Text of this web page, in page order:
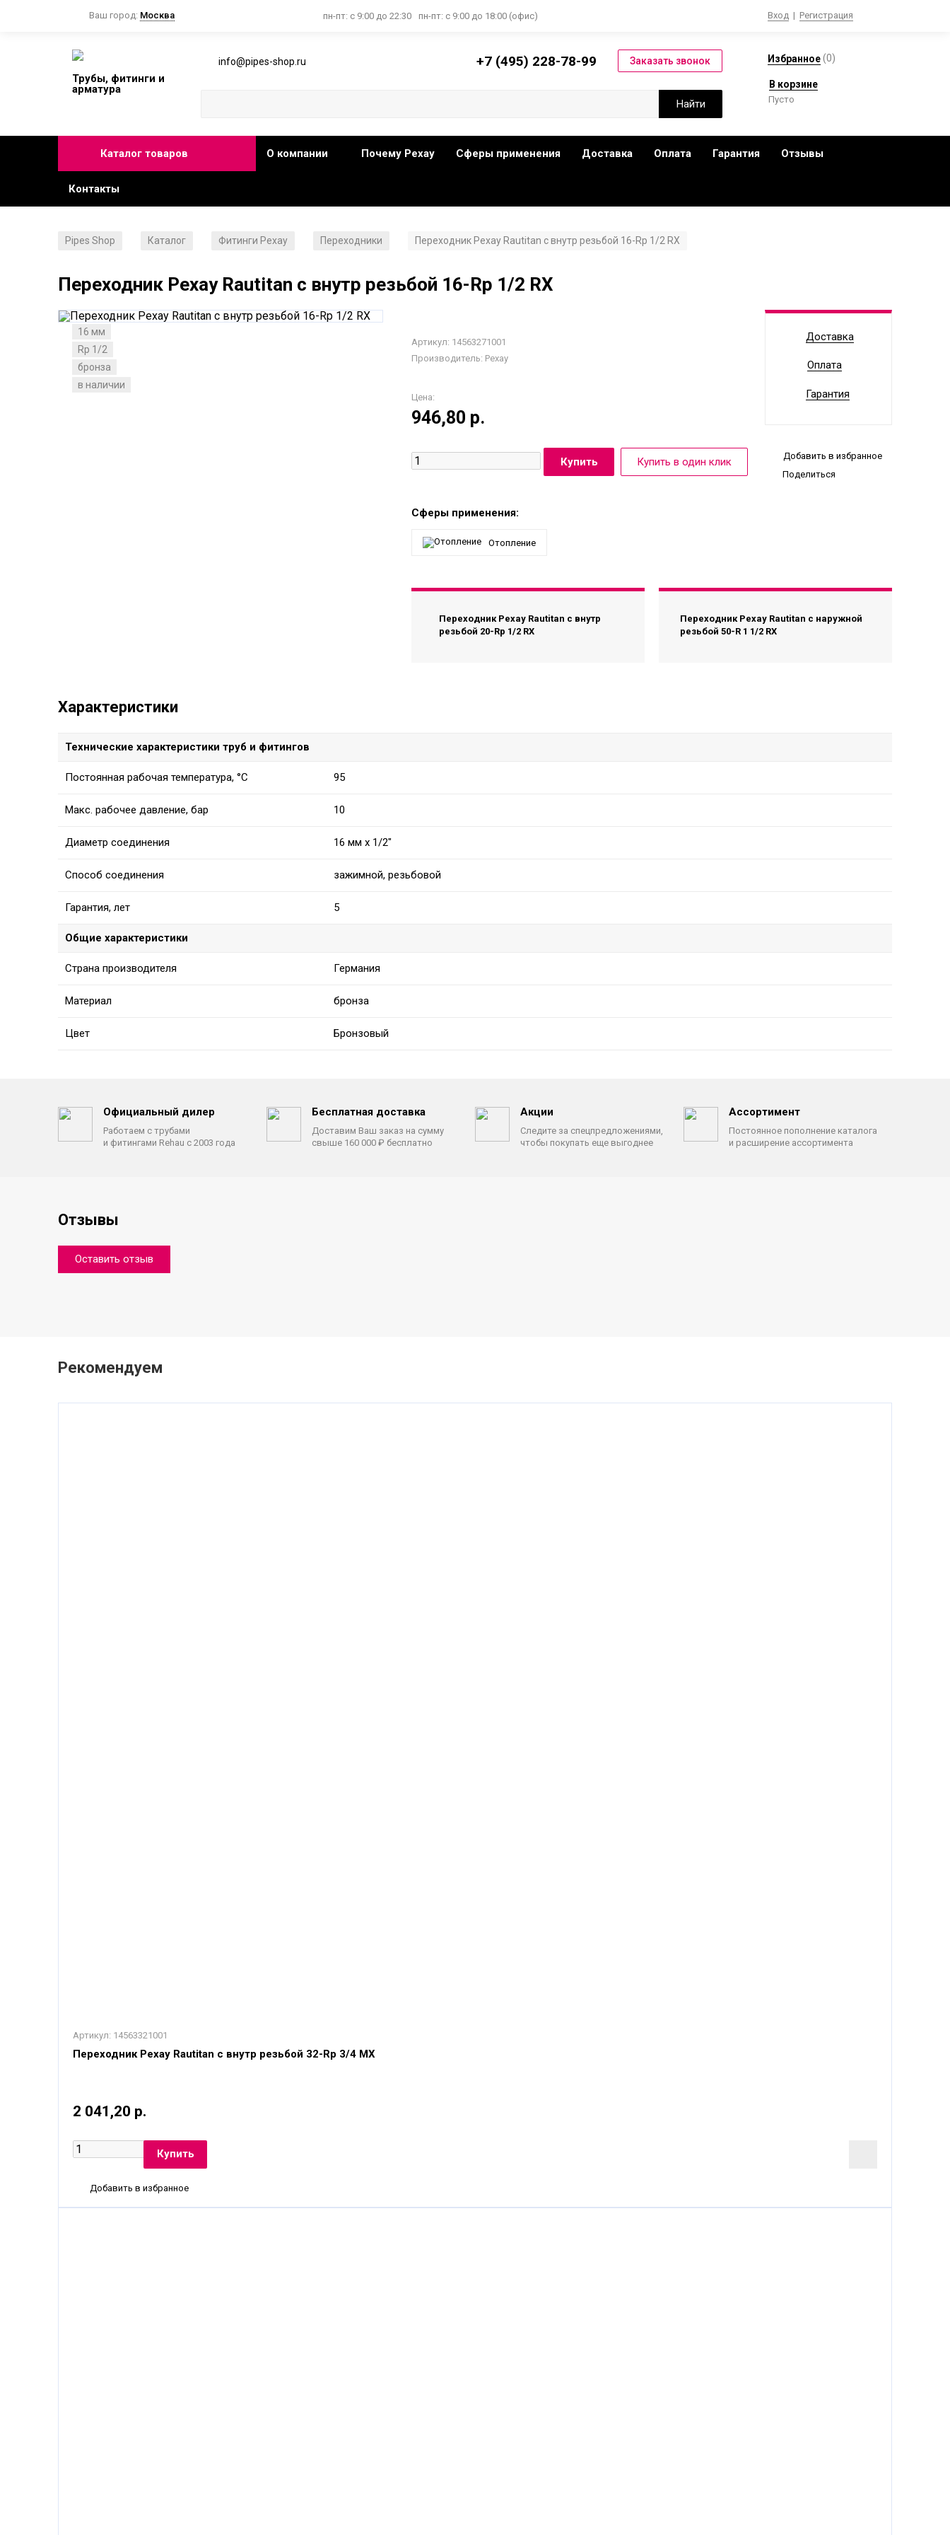
Ваш город: Москва пн-пт: с 9:00 до 22:30 пн-пт: с 9:00 до 18:00 (офис) Вход | Регистрация
Трубы, фитинги и
арматура
info@pipes-shop.ru +7 (495) 228-78-99 Избранное(0)
В корзине
Пусто
Каталог товаров О компании Почему Рехау Сферы применения Доставка Оплата Гарантия Отзывы
Контакты
Pipes Shop Каталог Фитинги Рехау Переходники Переходник Рехау Rautitan с внутр резьбой 16-Rp 1/2 RX
Переходник Рехау Rautitan с внутр резьбой 16-Rp 1/2 RX
16 мм
Rp 1/2
бронза
в наличии
Артикул: 14563271001
Производитель: Рехау
Цена:
946,80 р.
Доставка
Оплата
Гарантия
Добавить в избранное
Поделиться
Сферы применения:
Отопление
Переходник Рехау Rautitan с внутр
резьбой 20-Rp 1/2 RX
Переходник Рехау Rautitan с наружной
резьбой 50-R 1 1/2 RX
Характеристики
Технические характеристики труб и фитингов
Постоянная рабочая температура, °C 95
Макс. рабочее давление, бар 10
Диаметр соединения 16 мм x 1/2"
Способ соединения зажимной, резьбовой
Гарантия, лет 5
Общие характеристики
Страна производителя Германия
Материал бронза
Цвет Бронзовый
Официальный дилер
Работаем с трубами
и фитингами Rehau с 2003 года
Бесплатная доставка
Доставим Ваш заказ на сумму
свыше 160 000 ₽ бесплатно
Акции
Следите за спецпредложениями,
чтобы покупать еще выгоднее
Ассортимент
Постоянное пополнение каталога
и расширение ассортимента
Отзывы
Оставить отзыв
Рекомендуем
Артикул: 14563321001
Переходник Рехау Rautitan с внутр резьбой 32-Rp 3/4 MX
2 041,20 р.
Добавить в избранное